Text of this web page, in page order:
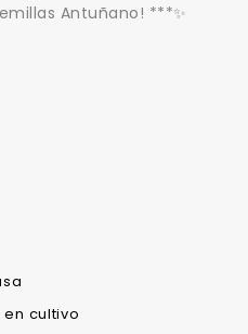
Antuñano! ***✨
cultivo